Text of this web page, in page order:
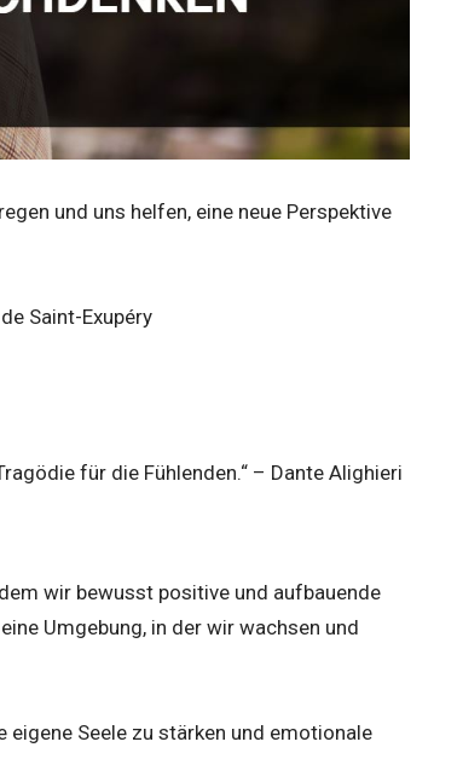
und uns helfen, eine neue Perspektive
Saint-Exupéry
für die Fühlenden.“ – Dante Alighieri
wir bewusst positive und aufbauende
Umgebung, in der wir wachsen und
eigene Seele zu stärken und emotionale